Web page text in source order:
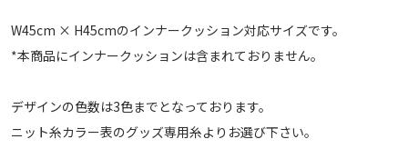
W45cm × H45cmのインナークッション対応サイズです。
*本商品にインナークッションは含まれておりません。
デザインの色数は3色までとなっております。
ニット糸カラー表のグッズ専用糸よりお選び下さい。